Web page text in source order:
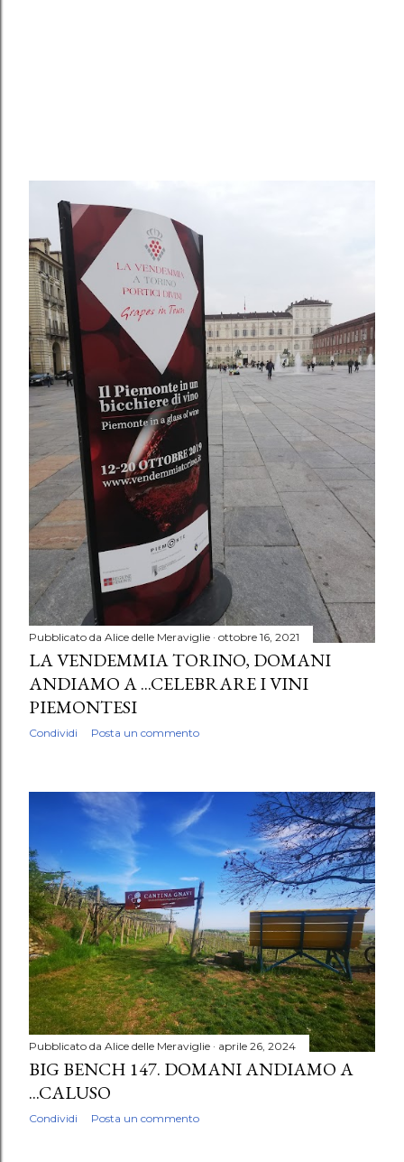
Pubblicato da Alice delle Meraviglie ottobre 16, 2021
LA VENDEMMIA TORINO, DOMANI
ANDIAMO A ...CELEBRARE I VINI
PIEMONTESI
Condividi Posta un commento
Pubblicato da Alice delle Meraviglie aprile 26, 2024
BIG BENCH 147. DOMANI ANDIAMO A
...CALUSO
Condividi Posta un commento